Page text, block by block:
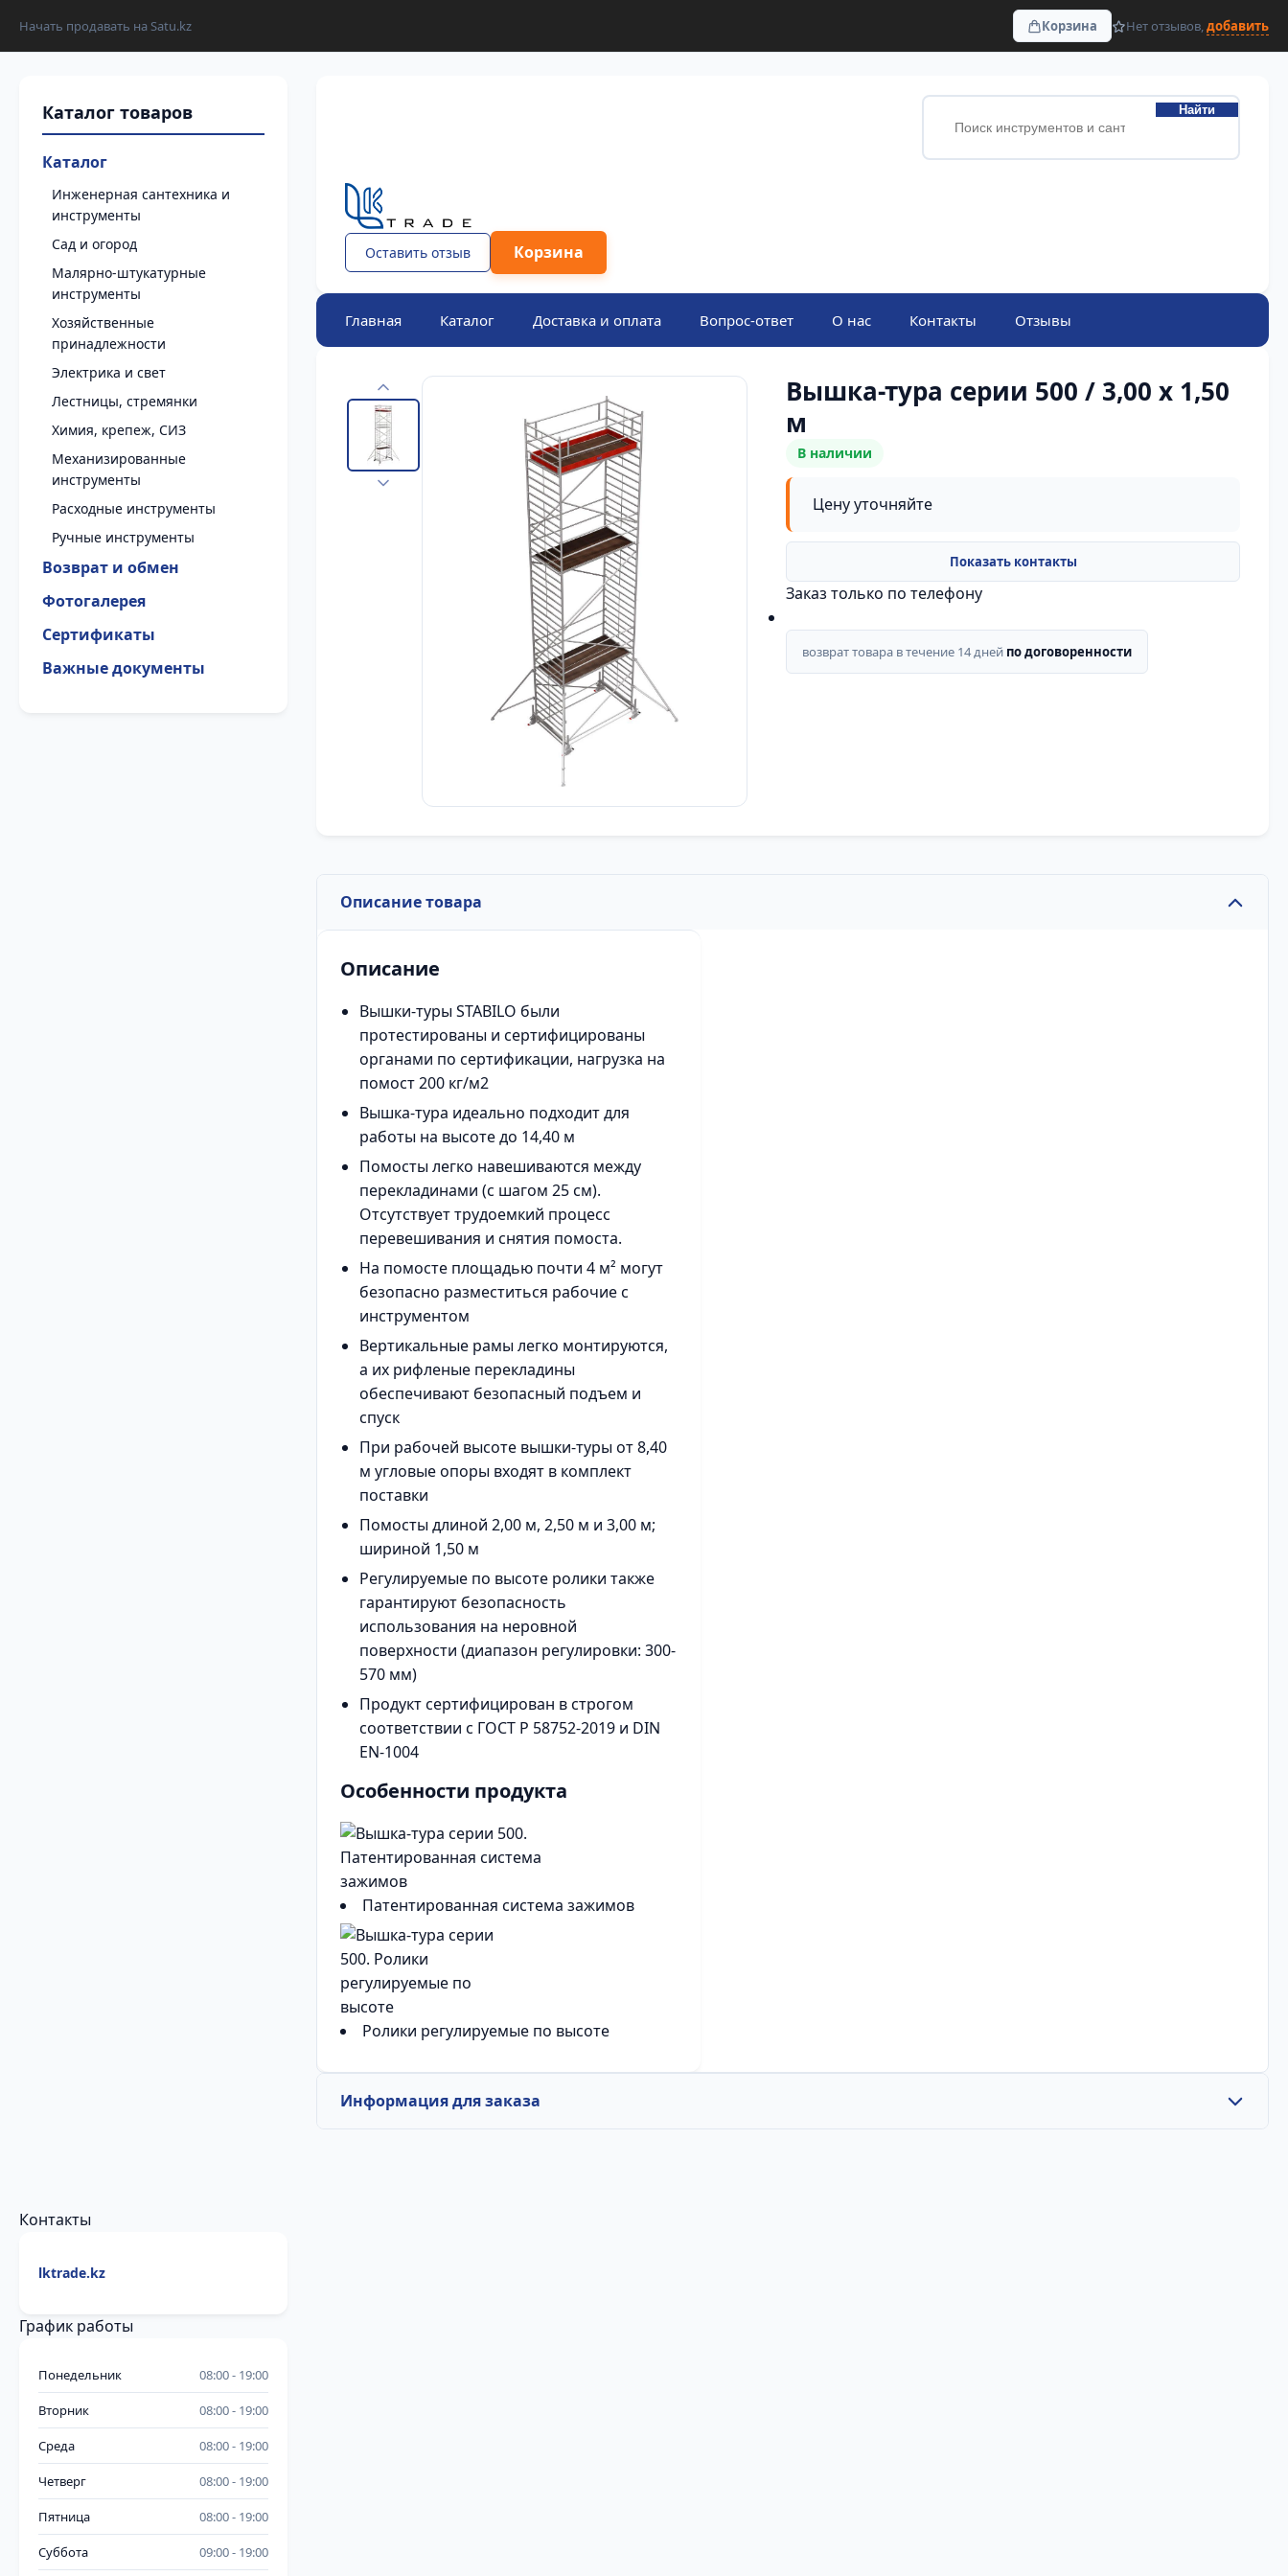
Начать продавать на Satu.kz Корзина Нет отзывов,добавить
Каталог
Инженерная сантехника и
инструменты
Сад и огород
Малярно-штукатурные
инструменты
Хозяйственные
принадлежности
Электрика и свет
Лестницы, стремянки
Химия, крепеж, СИЗ
Механизированные
инструменты
Расходные инструменты
Ручные инструменты
Возврат и обмен
Фотогалерея
Сертификаты
Важные документы
Найти
Оставить отзыв Корзина
Главная Каталог Доставка и оплата Вопрос-ответ О нас Контакты Отзывы
Вышка-тура серии 500 / 3,00 х 1,50
м
В наличии
Цену уточняйте
Заказ только по телефону
возврат товара в течение 14 дней по договоренности
Описание товара
Описание
Вышки-туры STABILO были
протестированы и сертифицированы
органами по сертификации, нагрузка на
помост 200 кг/м2
Вышка-тура идеально подходит для
работы на высоте до 14,40 м
Помосты легко навешиваются между
перекладинами (с шагом 25 см).
Отсутствует трудоемкий процесс
перевешивания и снятия помоста.
На помосте площадью почти 4 м² могут
безопасно разместиться рабочие с
инструментом
Вертикальные рамы легко монтируются,
а их рифленые перекладины
обеспечивают безопасный подъем и
спуск
При рабочей высоте вышки-туры от 8,40
м угловые опоры входят в комплект
поставки
Помосты длиной 2,00 м, 2,50 м и 3,00 м;
шириной 1,50 м
Регулируемые по высоте ролики также
гарантируют безопасность
использования на неровной
поверхности (диапазон регулировки: 300-
570 мм)
Продукт сертифицирован в строгом
соответствии с ГОСТ Р 58752-2019 и DIN
EN-1004
Особенности продукта
Патентированная система зажимов
Ролики регулируемые по высоте
Информация для заказа
Контакты
lktrade.kz
График работы
Понедельник 08:00 19:00
Вторник 08:00 19:00
Среда 08:00 19:00
Четверг 08:00 19:00
Пятница 08:00 19:00
Суббота 09:00 19:00